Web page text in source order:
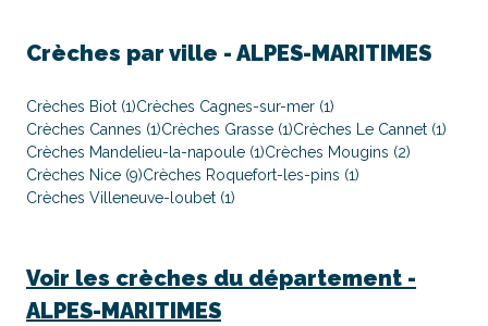
Crèches par ville - ALPES-MARITIMES
Crèches Biot (1)Crèches Cagnes-sur-mer (1)
Crèches Cannes (1)Crèches Grasse (1)Crèches Le Cannet (1)
Crèches Mandelieu-la-napoule (1)Crèches Mougins (2)
Crèches Nice (9)Crèches Roquefort-les-pins (1)
Crèches Villeneuve-loubet (1)
Voir les crèches du département -
ALPES-MARITIMES